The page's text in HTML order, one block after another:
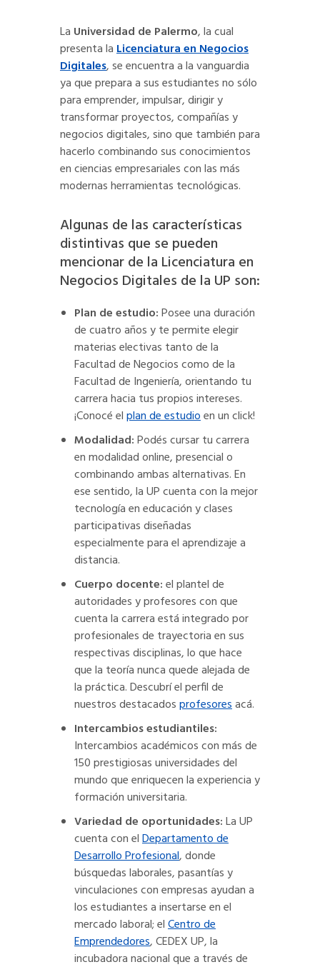
La Universidad de Palermo, la cual
presenta laLicenciatura en Negocios
Digitales, se encuentra a la vanguardia
ya que prepara a sus estudiantes no sólo
para emprender, impulsar, dirigir y
transformar proyectos, compañías y
negocios digitales, sino que también para
hacerlo combinando sus conocimientos
en ciencias empresariales con las más
modernas herramientas tecnológicas.
Algunas de las características
distintivas que se pueden
mencionar de la Licenciatura en
Negocios Digitales de la UP son:
Plan de estudio:Posee una duración
de cuatro años y te permite elegir
materias electivas tanto de la
Facultad de Negocios como de la
Facultad de Ingeniería, orientando tu
carrera hacia tus propios intereses.
¡Conocé elplan de estudioen un click!
Modalidad:Podés cursar tu carrera
en modalidad online, presencial o
combinando ambas alternativas. En
ese sentido, la UP cuenta con la mejor
tecnología en educación y clases
participativas diseñadas
especialmente para el aprendizaje a
distancia.
Cuerpo docente:el plantel de
autoridades y profesores con que
cuenta la carrera está integrado por
profesionales de trayectoria en sus
respectivas disciplinas, lo que hace
que la teoría nunca quede alejada de
la práctica. Descubrí el perfil de
nuestros destacadosprofesoresacá.
Intercambios estudiantiles:
Intercambios académicos con más de
150 prestigiosas universidades del
mundo que enriquecen la experiencia y
formación universitaria.
Variedad de oportunidades:La UP
cuenta con elDepartamento de
Desarrollo Profesional, donde
búsquedas laborales, pasantías y
vinculaciones con empresas ayudan a
los estudiantes a insertarse en el
mercado laboral; elCentro de
Emprendedores, CEDEX UP, la
incubadora nacional que a través de